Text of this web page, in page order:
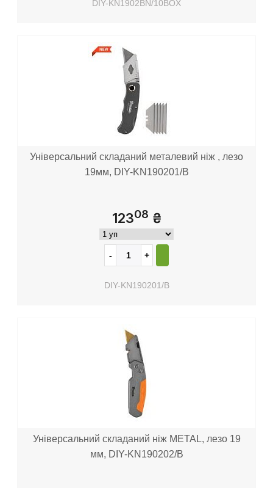
DIY-KN1902BN/10BOX
Універсальний складаний металевий ніж , лезо
19мм, DIY-KN190201/B
12308 ₴
DIY-KN190201/B
Універсальний складаний ніж METAL, лезо 19
мм, DIY-KN190202/B